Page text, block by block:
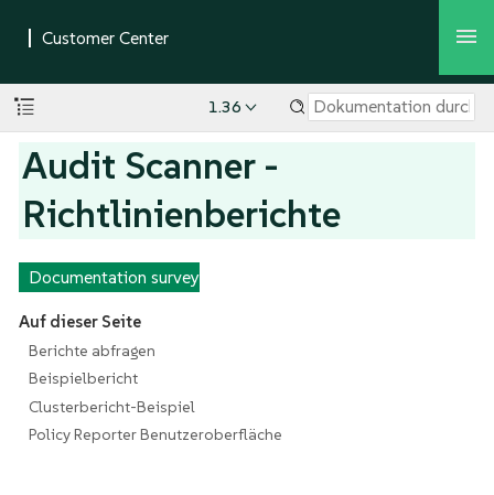
1.36
Audit Scanner -
Richtlinienberichte
Documentation survey
Auf dieser Seite
Berichte abfragen
Beispielbericht
Clusterbericht-Beispiel
Policy Reporter Benutzeroberfläche